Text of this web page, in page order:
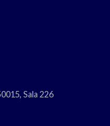
Sala 226